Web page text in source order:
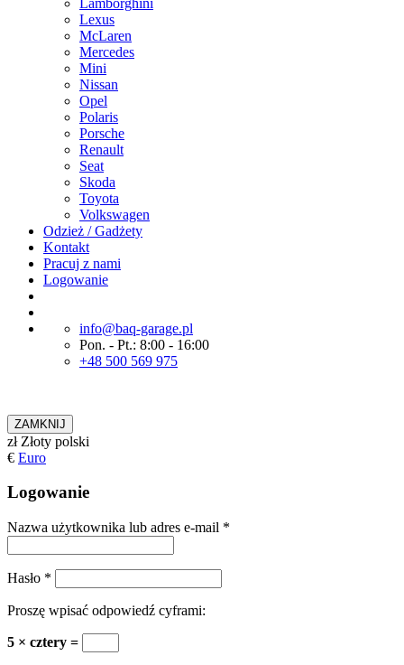
Lexus
McLaren
Mercedes
Mini
Nissan
Opel
Polaris
Porsche
Renault
Seat
Skoda
Toyota
Volkswagen
Odzież / Gadżety
Kontakt
Pracuj z nami
Logowanie
info@baq-garage.pl
Pon. - Pt.: 8:00 - 16:00
+48 500 569 975
ZAMKNIJ
zł Złoty polski
€ Euro
Logowanie
Nazwa użytkownika lub adres e-mail *
Hasło *
Proszę wpisać odpowiedź cyframi:
5 × cztery =